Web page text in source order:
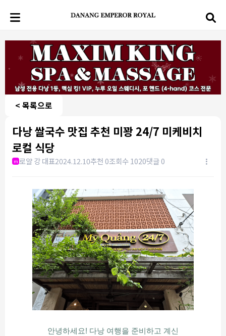
< 목록으로
다낭 쌀국수 맛집 추천 미꽝 24/7 미케비치
로컬 식당
m 로얄 강 대표2024.12.10추천 0조회수 1020댓글 0
안녕하세요! 다낭 여행을 준비하고 계신